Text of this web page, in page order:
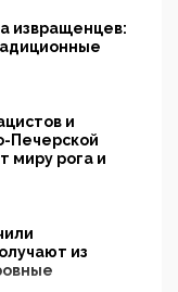
извращенцев:
и
Печерской
миру рога и
из